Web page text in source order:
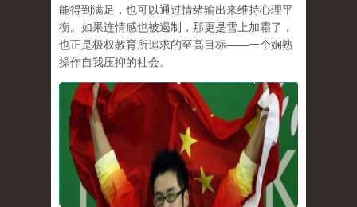
能得到满足，也可以通过情绪输出来维持心理平
衡。如果连情感也被遏制，那更是雪上加霜了，
也正是极权教育所追求的至高目标——一个娴熟
操作自我压抑的社会。